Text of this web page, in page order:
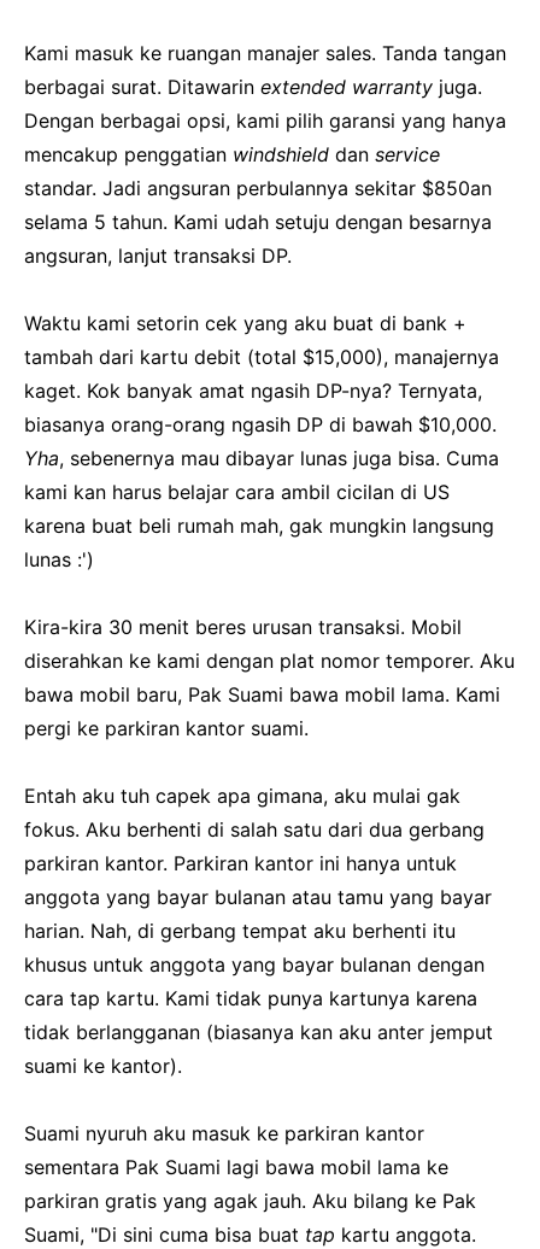
Kami masuk ke ruangan manajer sales. Tanda tangan
berbagai surat. Ditawarin extended warranty juga.
Dengan berbagai opsi, kami pilih garansi yang hanya
mencakup penggatian windshield dan service
standar. Jadi angsuran perbulannya sekitar $850an
selama 5 tahun. Kami udah setuju dengan besarnya
angsuran, lanjut transaksi DP.
Waktu kami setorin cek yang aku buat di bank +
tambah dari kartu debit (total $15,000), manajernya
kaget. Kok banyak amat ngasih DP-nya? Ternyata,
biasanya orang-orang ngasih DP di bawah $10,000.
Yha, sebenernya mau dibayar lunas juga bisa. Cuma
kami kan harus belajar cara ambil cicilan di US
karena buat beli rumah mah, gak mungkin langsung
lunas :')
Kira-kira 30 menit beres urusan transaksi. Mobil
diserahkan ke kami dengan plat nomor temporer. Aku
bawa mobil baru, Pak Suami bawa mobil lama. Kami
pergi ke parkiran kantor suami.
Entah aku tuh capek apa gimana, aku mulai gak
fokus. Aku berhenti di salah satu dari dua gerbang
parkiran kantor. Parkiran kantor ini hanya untuk
anggota yang bayar bulanan atau tamu yang bayar
harian. Nah, di gerbang tempat aku berhenti itu
khusus untuk anggota yang bayar bulanan dengan
cara tap kartu. Kami tidak punya kartunya karena
tidak berlangganan (biasanya kan aku anter jemput
suami ke kantor).
Suami nyuruh aku masuk ke parkiran kantor
sementara Pak Suami lagi bawa mobil lama ke
parkiran gratis yang agak jauh. Aku bilang ke Pak
Suami, "Di sini cuma bisa buat tap kartu anggota.